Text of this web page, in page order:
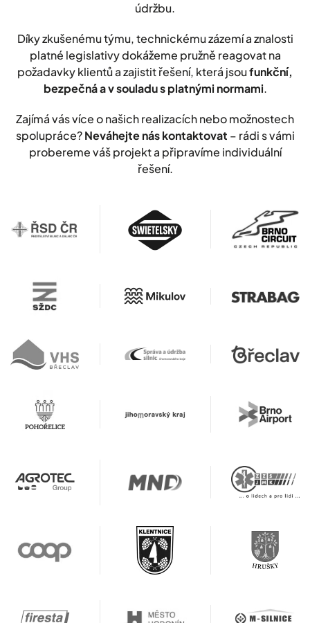
údržbu.
Díky zkušenému týmu, technickému zázemí a znalosti
platné legislativy dokážeme pružně reagovat na
požadavky klientů a zajistit řešení, která jsoufunkční,
bezpečná a v souladu s platnými normami.
Zajímá vás více o našich realizacích nebo možnostech
spolupráce?Neváhejte nás kontaktovat – rádi s vámi
probereme váš projekt a připravíme individuální
řešení.